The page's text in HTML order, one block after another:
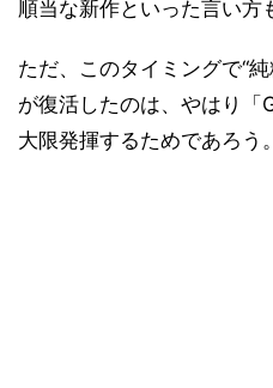
順当な新作といった言い方
ただ、このタイミングで“
が復活したのは、やはり
大限発揮するためであろう。